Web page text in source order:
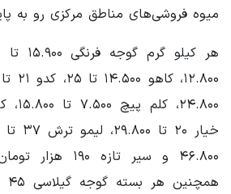
میوه فروشی‌های مناطق مرکزی رو به
۴۶.۸۰۰ و سیر